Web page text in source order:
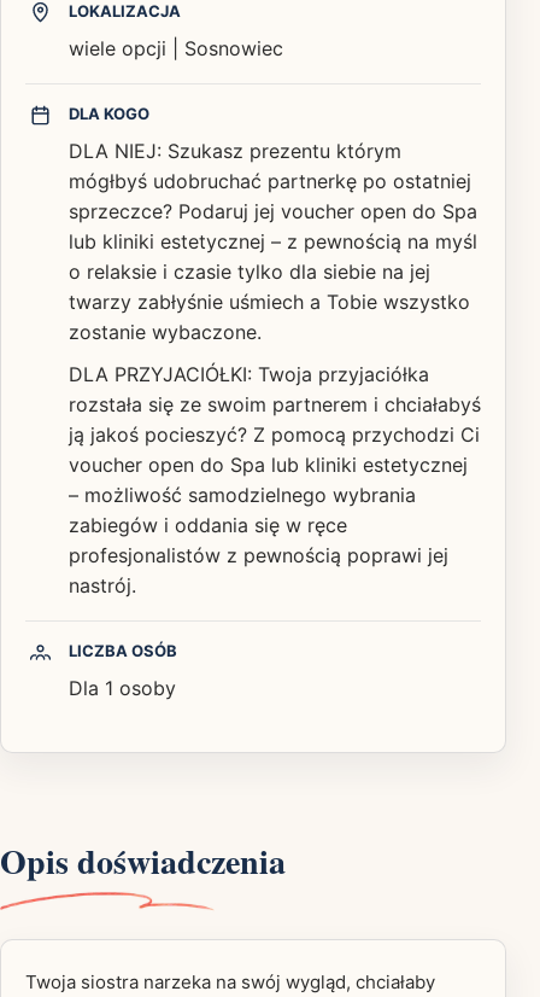
LOKALIZACJA
wiele opcji | Sosnowiec
DLA KOGO
DLA NIEJ: Szukasz prezentu którym
mógłbyś udobruchać partnerkę po ostatniej
sprzeczce? Podaruj jej voucher open do Spa
lub kliniki estetycznej – z pewnością na myśl
o relaksie i czasie tylko dla siebie na jej
twarzy zabłyśnie uśmiech a Tobie wszystko
zostanie wybaczone.
DLA PRZYJACIÓŁKI: Twoja przyjaciółka
rozstała się ze swoim partnerem i chciałabyś
ją jakoś pocieszyć? Z pomocą przychodzi Ci
voucher open do Spa lub kliniki estetycznej
– możliwość samodzielnego wybrania
zabiegów i oddania się w ręce
profesjonalistów z pewnością poprawi jej
nastrój.
LICZBA OSÓB
Dla 1 osoby
Opis doświadczenia
Twoja siostra narzeka na swój wygląd, chciałaby